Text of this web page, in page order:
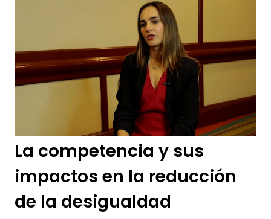
La competencia y sus
impactos en la reducción
de la desigualdad